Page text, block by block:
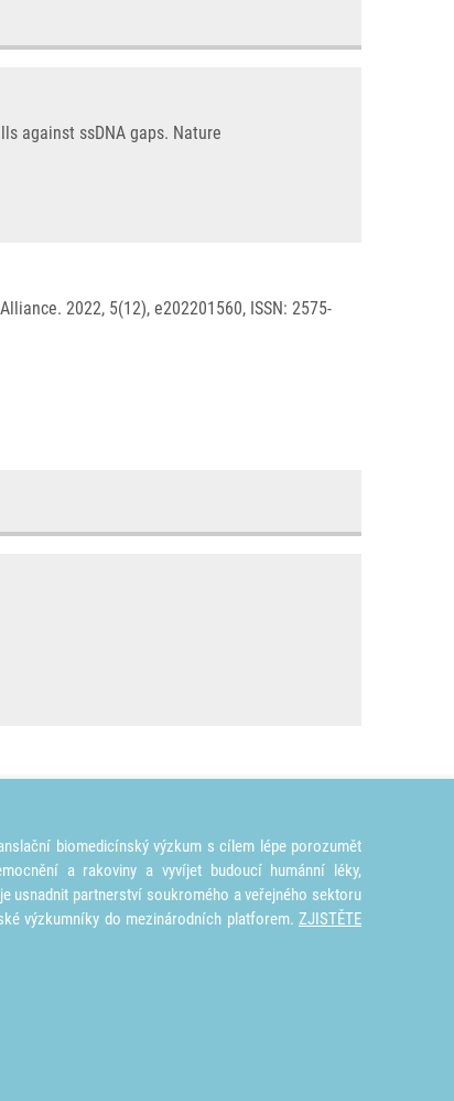
against ssDNA gaps. Nature
2022, 5(12), e202201560, ISSN: 2575-
biomedicínský výzkum s cílem lépe porozumět
a rakoviny a vyvíjet budoucí humánní léky,
usnadnit partnerství soukromého a veřejného sektoru
výzkumníky do mezinárodních platforem. ZJISTĚTE